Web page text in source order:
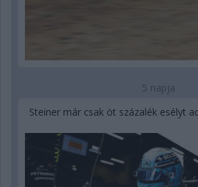
5 napja
Steiner már csak öt százalék esélyt